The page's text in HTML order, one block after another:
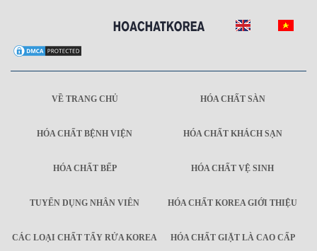
VỀ TRANG CHỦ HÓA CHẤT SÀN
HÓA CHẤT BỆNH VIỆN HÓA CHẤT KHÁCH SẠN
HÓA CHẤT BẾP HÓA CHẤT VỆ SINH
TUYỂN DỤNG NHÂN VIÊN HÓA CHẤT KOREA GIỚI THIỆU
CÁC LOẠI CHẤT TẨY RỬA KOREA HÓA CHẤT GIẶT LÀ CAO CẤP